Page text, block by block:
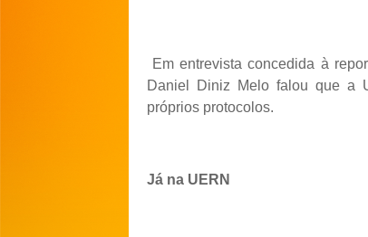
Em entrevista concedida à
Daniel Diniz Melo falou que a
próprios protocolos.
Já na UERN